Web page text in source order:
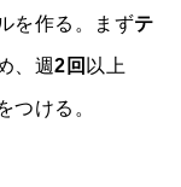
を作る。まずテ
、週2回 以上
つける。